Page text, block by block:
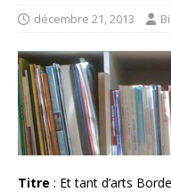
décembre 21, 2013
Titre : Et tant d’arts